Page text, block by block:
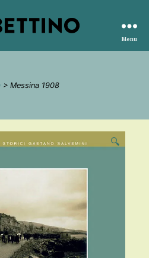
editore
Menu
> Messina 1908
🔍